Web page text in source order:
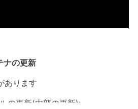
ナの更新
あります
の更新(内部の更新):